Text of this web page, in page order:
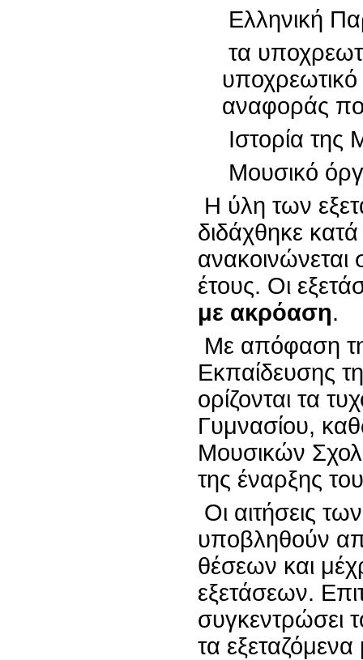
Ελληνική
τα
αναφοράς
Ιστορία της
Μουσικό
Η ύλη των
διδάχθηκε κατά
ανακοινώνεται
έτους. Οι
με ακρόαση.
Με απόφαση
Εκπαίδευσης
ορίζονται τα
Γυμνασίου,
Μουσικών
της έναρξης
Οι αιτήσεις
υποβληθούν
θέσεων και
εξετάσεων.
συγκεντρώσει
τα